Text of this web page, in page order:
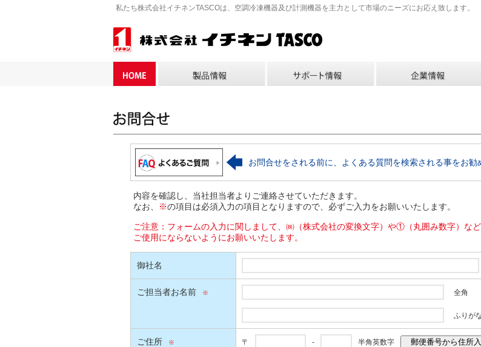
私たち株式会社イチネンTASCOは、空調冷凍機器及び計測機器を主力として市場のニーズにお応え致します。
お問合せをされる前に、よくある質問を検索される事をお勧
内容を確認し、当社担当者よりご連絡させていただきます。
なお、
※の項目は必須入力の項目となりますので、必ずご入力をお願いいたします。
ご注意：フォームの入力に関しまして、㈱（株式会社の変換文字）や①（丸囲み数字）な
ご使用にならないようにお願いいたします。
御社名
ご担当者お名前 全角
ふりが
ご住所 〒 - 半角英数字 郵便番号から住所